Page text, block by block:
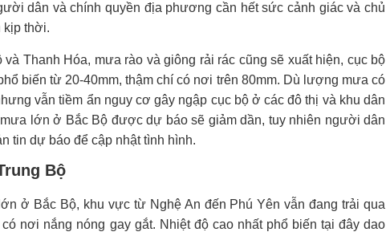
dân và chính quyền địa phương cần hết sức cảnh giác và chủ
kịp thời.
Thanh Hóa, mưa rào và giông rải rác cũng sẽ xuất hiện, cục bộ
biến từ 20-40mm, thậm chí có nơi trên 80mm. Dù lượng mưa có
vẫn tiềm ẩn nguy cơ gây ngập cục bộ ở các đô thị và khu dân
lớn ở Bắc Bộ được dự báo sẽ giảm dần, tuy nhiên người dân
tin dự báo để cập nhật tình hình.
Bộ
ở Bắc Bộ, khu vực từ Nghệ An đến Phú Yên vẫn đang trải qua
nơi nắng nóng gay gắt. Nhiệt độ cao nhất phổ biến tại đây dao